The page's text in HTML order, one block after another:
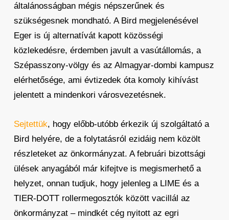
általánosságban mégis népszerűnek és
szükségesnek mondható. A Bird megjelenésével
Eger is új alternatívát kapott közösségi
közlekedésre, érdemben javult a vasútállomás, a
Szépasszony-völgy és az Almagyar-dombi kampusz
elérhetősége, ami évtizedek óta komoly kihívást
jelentett a mindenkori városvezetésnek.
Sejtettük, hogy előbb-utóbb érkezik új szolgáltató a
Bird helyére, de a folytatásról ezidáig nem közölt
részleteket az önkormányzat. A februári bizottsági
ülések anyagából már kifejtve is megismerhető a
helyzet, onnan tudjuk, hogy jelenleg a LIME és a
TIER-DOTT rollermegosztók között vacillál az
önkormányzat – mindkét cég nyitott az egri